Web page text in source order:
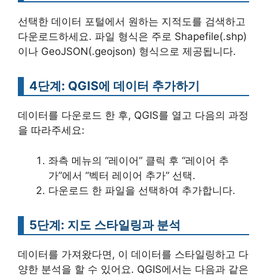
선택한 데이터 포털에서 원하는 지적도를 검색하고
다운로드하세요. 파일 형식은 주로 Shapefile(.shp)
이나 GeoJSON(.geojson) 형식으로 제공됩니다.
4단계: QGIS에 데이터 추가하기
데이터를 다운로드 한 후, QGIS를 열고 다음의 과정
을 따라주세요:
좌측 메뉴의 “레이어” 클릭 후 “레이어 추
가”에서 “벡터 레이어 추가” 선택.
다운로드 한 파일을 선택하여 추가합니다.
5단계: 지도 스타일링과 분석
데이터를 가져왔다면, 이 데이터를 스타일링하고 다
양한 분석을 할 수 있어요. QGIS에서는 다음과 같은